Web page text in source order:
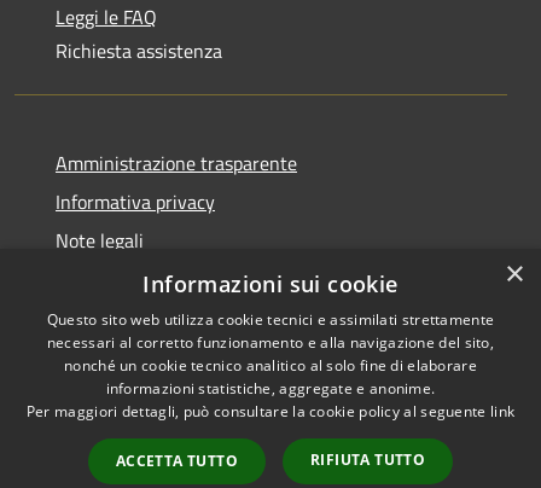
Leggi le FAQ
Richiesta assistenza
Amministrazione trasparente
Informativa privacy
Note legali
Dichiarazione di accessibilità
RSS
Accessibilità
Copyright © 2026 • Comune di
Municipium•
Accesso
×
Informazioni sui cookie
Questo sito web utilizza cookie tecnici e assimilati strettamente
necessari al corretto funzionamento e alla navigazione del sito,
nonché un cookie tecnico analitico al solo fine di elaborare
informazioni statistiche, aggregate e anonime.
Per maggiori dettagli, può consultare la cookie policy al seguente link
ACCETTA TUTTO RIFIUTA TUTTO